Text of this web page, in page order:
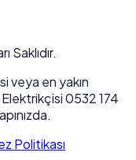
Saklıdır.
veya en yakın
0532 174
Politikası